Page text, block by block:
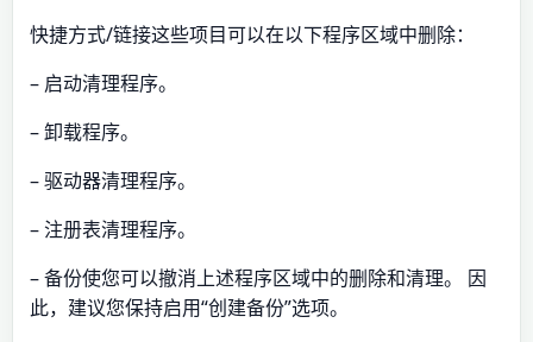
快捷方式/链接这些项目可以在以下程序区域中删除：
– 启动清理程序。
– 卸载程序。
– 驱动器清理程序。
– 注册表清理程序。
– 备份使您可以撤消上述程序区域中的删除和清理。 因
此，建议您保持启用“创建备份”选项。